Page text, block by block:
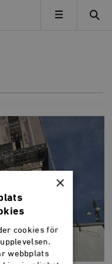
MENY
×
cookies för
webbplats